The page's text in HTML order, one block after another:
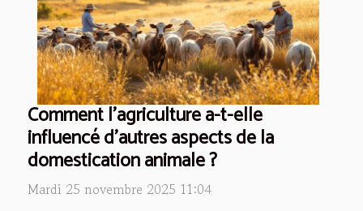
Comment l'agriculture a-t-elle
influencé d'autres aspects de la
domestication animale ?
Mardi 25 novembre 2025 11:04